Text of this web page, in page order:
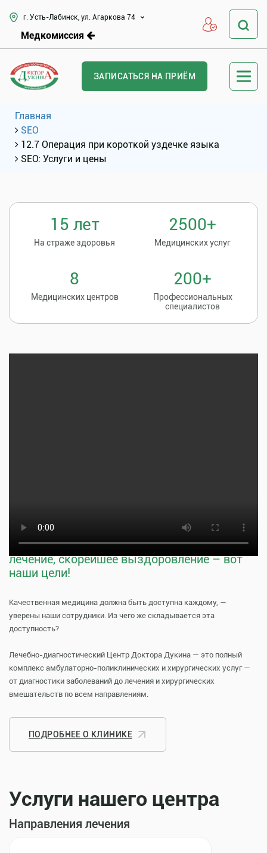
г. Усть-Лабинск, ул. Агаркова 74
Медкомиссия
ЗАПИСАТЬСЯ НА ПРИЁМ
Главная
SEO
12.7 Операция при короткой уздечке языка
SEO: Услуги и цены
15 лет
На страже здоровья
2500+
Медицинских услуг
8
Медицинских центров
200+
Профессиональных
специалистов
Тщательная профилактика, качественное
лечение, скорейшее выздоровление – вот
наши цели!
Качественная медицина должна быть доступна каждому, —
уверены наши сотрудники. Из чего же складывается эта
доступность?
Лечебно-диагностический Центр Доктора Дукина — это полный
комплекс амбулаторно-поликлинических и хирургических услуг —
от диагностики заболеваний до лечения и хирургических
вмешательств по всем направлениям.
ПОДРОБНЕЕ О КЛИНИКЕ
Услуги нашего центра
Направления лечения